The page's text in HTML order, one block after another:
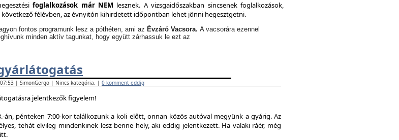
foglalkozások már NEM lesznek. A vizsgaidőszakban sincsenek foglalkozások,
következő félévben, az évnyitón kihirdetett időpontban lehet jönni hegesztgetni.
fontos programunk lesz a póthéten, ami az Évzáró Vacsora. A vacsorára ezennel
minden aktív tagunkat, hogy együtt zárhassuk le ezt az
| SimonGergo | Nincs kategória. | 0 komment eddig
jelentkezők figyelem!
án, pénteken 7:00-kor találkozunk a koli előtt, onnan közös autóval megyünk a gyárig. Az
tehát elvileg mindenkinek lesz benne hely, aki eddig jelentkezett. Ha valaki ráér, még
itt.